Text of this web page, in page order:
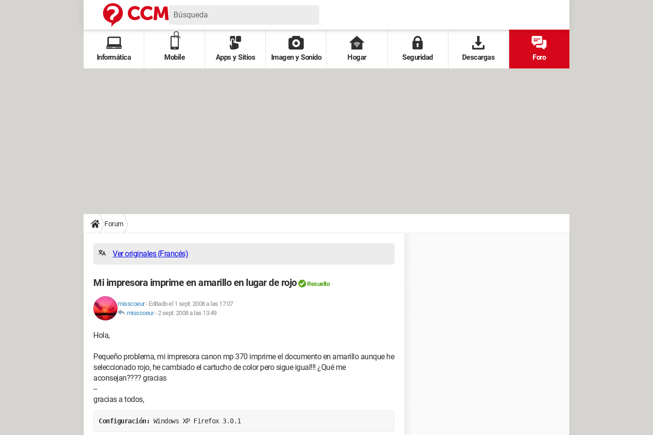
Informática Mobile Apps y Sitios Imagen y Sonido Hogar Seguridad Descargas Foro
Forum
Ver originales (Francés)
Mi impresora imprime en amarillo en lugar de rojo Resuelto
misscoeur- Editado el 1 sept. 2008 a las 17:07
misscoeur-2 sept. 2008 a las 13:49
Hola,
Pequeño problema, mi impresora canon mp 370 imprime el documento en amarillo aunque he
seleccionado rojo, he cambiado el cartucho de color pero sigue igual!!! ¿Qué me
aconsejan???? gracias
--
gracias a todos,
Configuración: Windows XP Firefox 3.0.1